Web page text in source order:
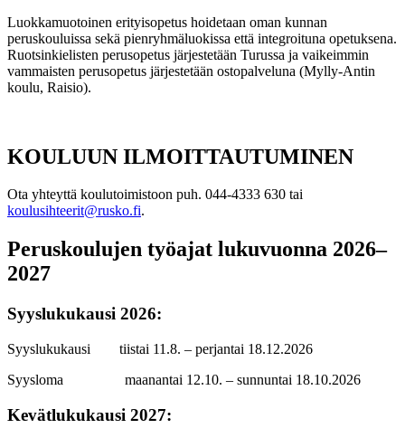
Luokkamuotoinen erityisopetus hoidetaan oman kunnan
peruskouluissa sekä pienryhmäluokissa että integroituna opetuksena.
Ruotsinkielisten perusopetus järjestetään Turussa ja vaikeimmin
vammaisten perusopetus järjestetään ostopalveluna (Mylly-Antin
koulu, Raisio).
KOULUUN ILMOITTAUTUMINEN
Ota yhteyttä koulutoimistoon puh. 044-4333 630 tai
koulusihteerit@rusko.fi.
Peruskoulujen työajat lukuvuonna 2026–
2027
Syyslukukausi 2026:
Syyslukukausi tiistai 11.8. – perjantai 18.12.2026
Syysloma maanantai 12.10. – sunnuntai 18.10.2026
Kevätlukukausi 2027: